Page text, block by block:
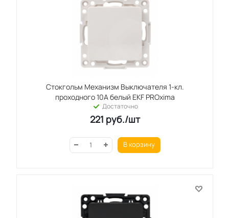
Стокгольм Механизм Выключателя 1-кл.
проходного 10А белый EKF PROxima
Достаточно
221 руб./шт
В корзину